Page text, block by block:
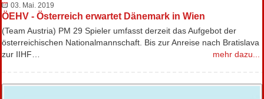
03. Mai. 2019
ÖEHV - Österreich erwartet Dänemark in Wien
(Team Austria) PM 29 Spieler umfasst derzeit das Aufgebot der
österreichischen Nationalmannschaft. Bis zur Anreise nach Bratislava
zur IIHF…
mehr dazu...